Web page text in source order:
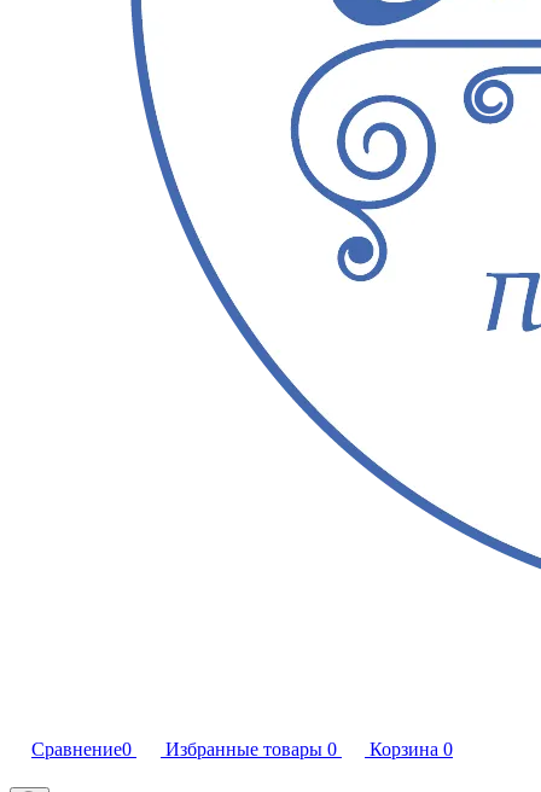
Сравнение0 Избранные товары 0 Корзина 0